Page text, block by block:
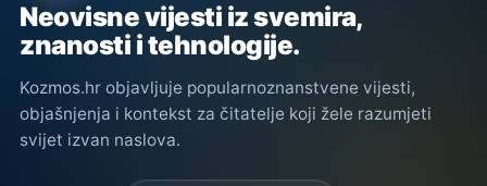
Neovisne vijesti iz svemira,
znanosti i tehnologije.
Kozmos.hr objavljuje popularnoznanstvene vijesti,
objašnjenja i kontekst za čitatelje koji žele razumjeti
svijet izvan naslova.